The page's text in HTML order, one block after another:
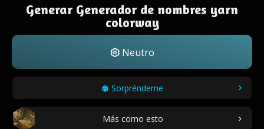
Generar Generador de nombres yarn
colorway
Neutro
Sorpréndeme
Más como esto